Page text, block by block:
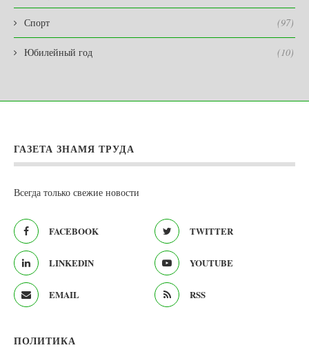
Спорт (97)
Юбилейный год (10)
ГАЗЕТА ЗНАМЯ ТРУДА
Всегда только свежие новости
FACEBOOK TWITTER
LINKEDIN YOUTUBE
EMAIL RSS
ПОЛИТИКА